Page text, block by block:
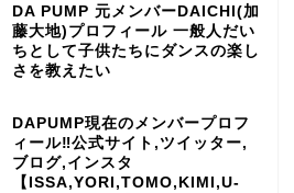
DA PUMP 元メンバーDAICHI(加
藤大地)プロフィール 一般人だい
ちとして子供たちにダンスの楽し
さを教えたい
DAPUMP現在のメンバープロフ
ィール‼公式サイト,ツイッター,
ブログ,インスタ
【ISSA,YORI,TOMO,KIMI,U-